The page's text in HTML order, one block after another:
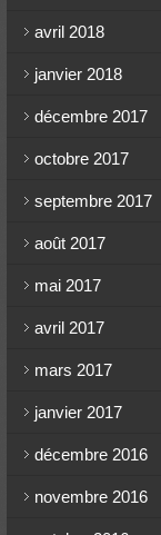
avril 2018
janvier 2018
décembre 2017
octobre 2017
septembre 2017
août 2017
mai 2017
avril 2017
mars 2017
janvier 2017
décembre 2016
novembre 2016